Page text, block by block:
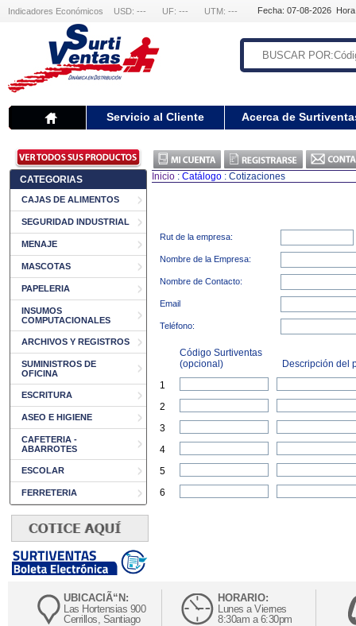
Indicadores Económicos USD: --- UF: --- UTM: --- Fecha: 07-08-2026
Servicio al Cliente Acerca de
CATEGORIAS
CAJAS DE ALIMENTOS
SEGURIDAD INDUSTRIAL
MENAJE
MASCOTAS
PAPELERIA
INSUMOS
COMPUTACIONALES
ARCHIVOS Y REGISTROS
SUMINISTROS DE
OFICINA
ESCRITURA
ASEO E HIGIENE
CAFETERIA -
ABARROTES
ESCOLAR
FERRETERIA
Inicio : Catálogo : Cotizaciones
Rut de la empresa:
Nombre de la Empresa:
Nombre de Contacto:
Email
Teléfono:
Código Surtiventas
(opcional)
Descripción del
1
2
3
4
5
6
UBICACIÃ“N:
Las Hortensias 900
Cerrillos, Santiago
HORARIO:
Lunes a Viernes
8:30am a 6:30pm